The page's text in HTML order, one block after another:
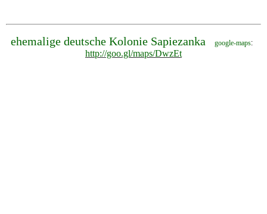
ehemalige deutsche Kolonie Sapiezanka google-maps:
http://goo.gl/maps/DwzEt